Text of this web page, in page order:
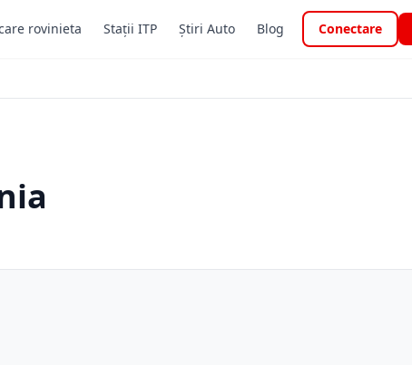
rovinieta Stații ITP Știri Auto Blog Conectare